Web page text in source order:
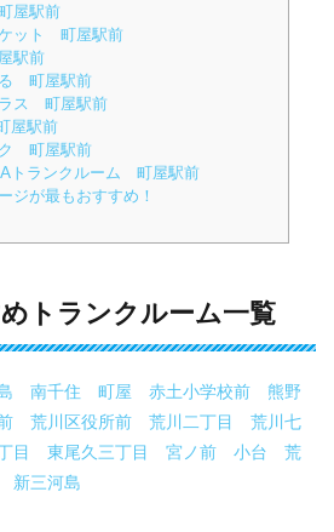
屋駅前
ット 町屋駅前
駅前
町屋駅前
ス 町屋駅前
駅前
町屋駅前
トランクルーム 町屋駅前
ジが最もおすすめ！
トランクルーム一覧
南千住 町屋 赤土小学校前
熊野
荒川区役所前 荒川二丁目
荒川七
目 東尾久三丁目 宮ノ前 小台
荒
新三河島